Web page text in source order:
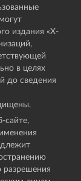
издания «X-
в целях
до сведения
сайте,
разрешения